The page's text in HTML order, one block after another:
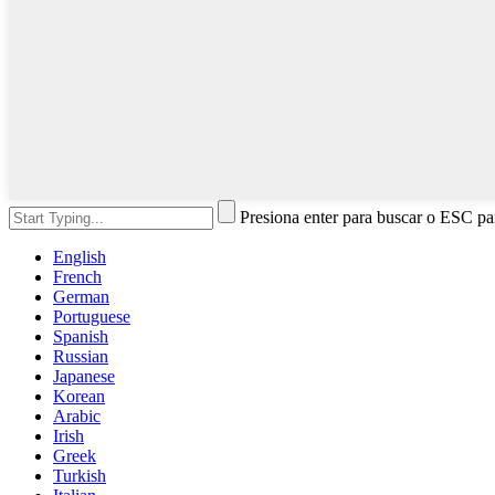
Presiona enter para buscar o ESC
English
French
German
Portuguese
Spanish
Russian
Japanese
Korean
Arabic
Irish
Greek
Turkish